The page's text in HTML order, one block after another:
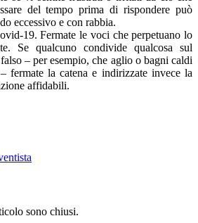
del tempo prima di rispondere può
eccessivo e con rabbia.
19. Fermate le voci che perpetuano lo
Se qualcuno condivide qualcosa sul
– per esempio, che aglio o bagni caldi
fermate la catena e indirizzate invece la
affidabili.
sono chiusi.